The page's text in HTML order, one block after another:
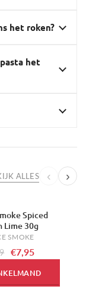
het roken?
het
ALLES ‹ ›
Spiced
Lime 30g
SMOKE
€7,95